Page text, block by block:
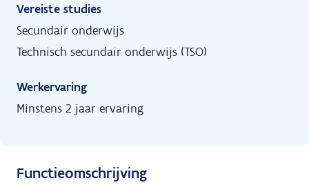
Vereiste studies
Secundair onderwijs
Technisch secundair onderwijs (TSO)
Werkervaring
Minstens 2 jaar ervaring
Functieomschrijving